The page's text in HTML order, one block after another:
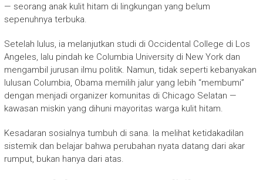
— seorang anak kulit hitam di lingkungan yang belum
sepenuhnya terbuka.
Setelah lulus, ia melanjutkan studi di Occidental College di Los
Angeles, lalu pindah ke Columbia University di New York dan
mengambil jurusan ilmu politik. Namun, tidak seperti kebanyakan
lulusan Columbia, Obama memilih jalur yang lebih “membumi”
dengan menjadi organizer komunitas di Chicago Selatan —
kawasan miskin yang dihuni mayoritas warga kulit hitam.
Kesadaran sosialnya tumbuh di sana. Ia melihat ketidakadilan
sistemik dan belajar bahwa perubahan nyata datang dari akar
rumput, bukan hanya dari atas.